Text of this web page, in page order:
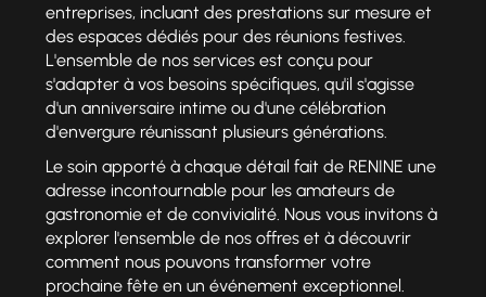
entreprises, incluant des prestations sur mesure et
des espaces dédiés pour des réunions festives.
L'ensemble de nos services est conçu pour
s'adapter à vos besoins spécifiques, qu'il s'agisse
d'un anniversaire intime ou d'une célébration
d'envergure réunissant plusieurs générations.
Le soin apporté à chaque détail fait de RENINE une
adresse incontournable pour les amateurs de
gastronomie et de convivialité. Nous vous invitons à
explorer l'ensemble de nos offres et à découvrir
comment nous pouvons transformer votre
prochaine fête en un événement exceptionnel.